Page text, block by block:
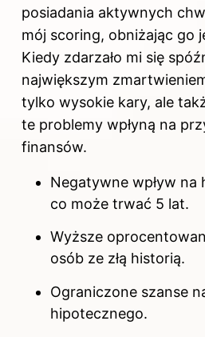
posiadania aktywnych
mój scoring, obniżając go
Kiedy zdarzało mi się
największym
tylko wysokie kary, ale
te problemy wpłyną na
finansów.
Negatywne wpływ
co może trwać 5 lat.
Wyższe
osób ze złą historią.
Ograniczone szanse
hipotecznego.